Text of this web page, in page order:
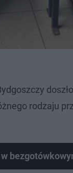
rodzaju